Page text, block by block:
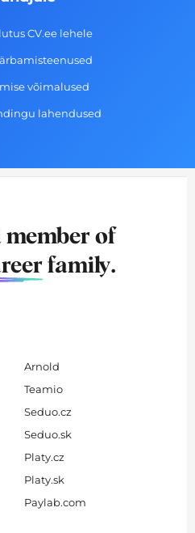
CV.ee lehele
võimalused
lahendused
member of
family.
Arnold
Teamio
Seduo.cz
Seduo.sk
Platy.cz
Platy.sk
Paylab.com